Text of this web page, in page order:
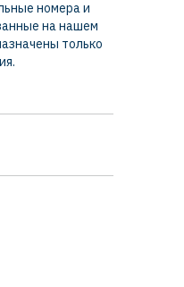
-
номера и
на нашем
только